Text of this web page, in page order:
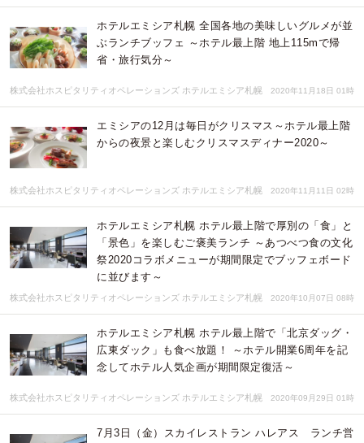
ホテルエミシア札幌 全国各地の美味しいグルメが並
ぶランチブッフェ ～ホテル最上階 地上115mで帰
省・旅行気分～
株式会社ホスピタリティオペレーションズ ホテルエミシア札幌 2020年11月18日 01時
エミシアの12月は毎日がクリスマス～ホテル最上階
からの夜景と楽しむクリスマスディナー2020～
株式会社ホスピタリティオペレーションズ ホテルエミシア札幌 2020年11月11日 02時
ホテルエミシア札幌 ホテル最上階で厚別の「食」と
「景色」を楽しむご褒美ランチ ～あつべつ食の文化
祭2020コラボメニューが期間限定でブッフェボード
に並びます～
株式会社ホスピタリティオペレーションズ ホテルエミシア札幌 2020年10月07日 08時
ホテルエミシア札幌 ホテル最上階で「北京ダッグ・
広東ダック」も食べ放題！ ～ホテル開業6周年を記
念してホテル人気企画が期間限定復活～
株式会社ホスピタリティオペレーションズ ホテルエミシア札幌 2020年09月29日 01時
7月3日（金）スカイレストラン ハレアス ランチ営